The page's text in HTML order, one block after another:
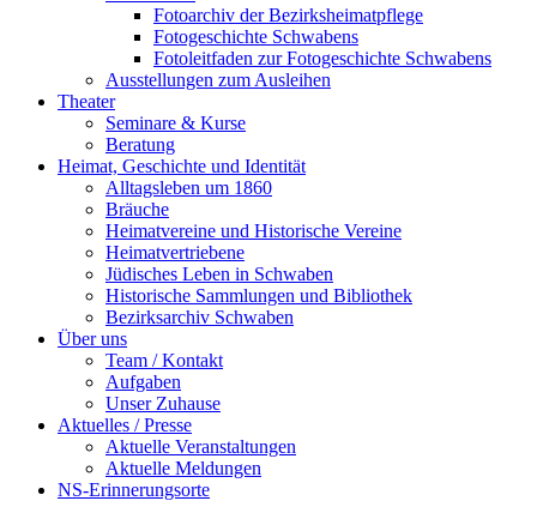
Fotoarchiv der Bezirksheimatpflege
Fotogeschichte Schwabens
Fotoleitfaden zur Fotogeschichte Schwabens
Ausstellungen zum Ausleihen
Theater
Seminare & Kurse
Beratung
Heimat, Geschichte und Identität
Alltagsleben um 1860
Bräuche
Heimatvereine und Historische Vereine
Heimatvertriebene
Jüdisches Leben in Schwaben
Historische Sammlungen und Bibliothek
Bezirksarchiv Schwaben
Über uns
Team / Kontakt
Aufgaben
Unser Zuhause
Aktuelles / Presse
Aktuelle Veranstaltungen
Aktuelle Meldungen
NS-Erinnerungsorte